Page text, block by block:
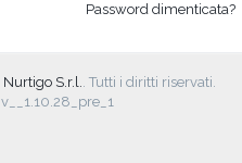
Password dimenticata?
Nurtigo S.r.l.. Tutti i diritti riservati.
v__1.10.28_pre_1